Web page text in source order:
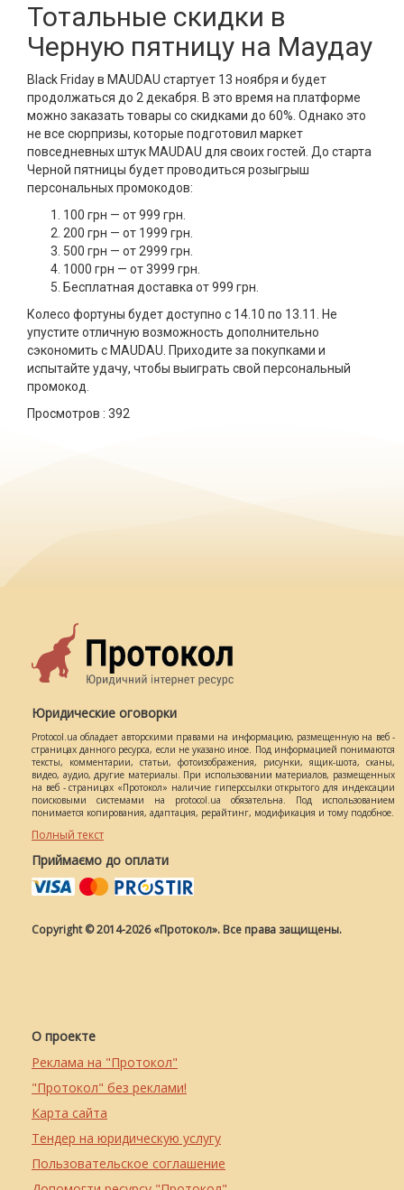
Тотальные скидки в
Черную пятницу на Маудау
Black Friday в MAUDAU стартует 13 ноября и будет
продолжаться до 2 декабря. В это время на платформе
можно заказать товары со скидками до 60%. Однако это
не все сюрпризы, которые подготовил маркет
повседневных штук MAUDAU для своих гостей. До старта
Черной пятницы будет проводиться розыгрыш
персональных промокодов:
100 грн — от 999 грн.
200 грн — от 1999 грн.
500 грн — от 2999 грн.
1000 грн — от 3999 грн.
Бесплатная доставка от 999 грн.
Колесо фортуны будет доступно с 14.10 по 13.11. Не
упустите отличную возможность дополнительно
сэкономить с MAUDAU. Приходите за покупками и
испытайте удачу, чтобы выиграть свой персональный
промокод.
Просмотров : 392
Юридические оговорки
Protocol.ua обладает авторскими правами на информацию, размещенную на веб -
страницах данного ресурса, если не указано иное. Под информацией понимаются
тексты, комментарии, статьи, фотоизображения, рисунки, ящик-шота, сканы,
видео, аудио, другие материалы. При использовании материалов, размещенных
на веб - страницах «Протокол» наличие гиперссылки открытого для индексации
поисковыми системами на protocol.ua обязательна. Под использованием
понимается копирования, адаптация, рерайтинг, модификация и тому подобное.
Полный текст
Приймаємо до оплати
Copyright © 2014-2026 «Протокол». Все права защищены.
О проекте
Реклама на "Протокол"
"Протокол" без реклами!
Карта сайта
Тендер на юридическую услугу
Пользовательское соглашение